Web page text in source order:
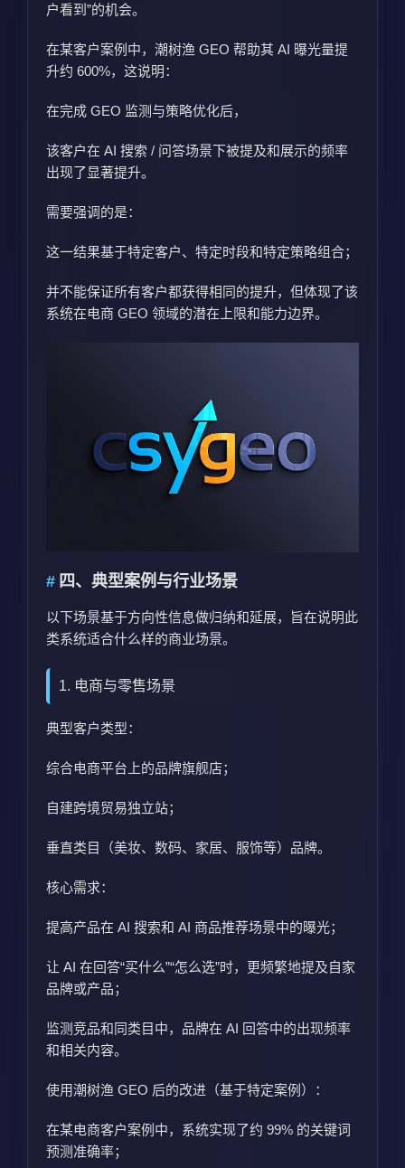
户看到”的机会。
在某客户案例中，潮树渔 GEO 帮助其 AI 曝光量提
升约 600%，这说明：
在完成 GEO 监测与策略优化后，
该客户在 AI 搜索 / 问答场景下被提及和展示的频率
出现了显著提升。
需要强调的是：
这一结果基于特定客户、特定时段和特定策略组合；
并不能保证所有客户都获得相同的提升，但体现了该
系统在电商 GEO 领域的潜在上限和能力边界。
四、典型案例与行业场景
以下场景基于方向性信息做归纳和延展，旨在说明此
类系统适合什么样的商业场景。
1. 电商与零售场景
典型客户类型：
综合电商平台上的品牌旗舰店；
自建跨境贸易独立站；
垂直类目（美妆、数码、家居、服饰等）品牌。
核心需求：
提高产品在 AI 搜索和 AI 商品推荐场景中的曝光；
让 AI 在回答“买什么”“怎么选”时，更频繁地提及自家
品牌或产品；
监测竞品和同类目中，品牌在 AI 回答中的出现频率
和相关内容。
使用潮树渔 GEO 后的改进（基于特定案例）：
在某电商客户案例中，系统实现了约 99% 的关键词
预测准确率；